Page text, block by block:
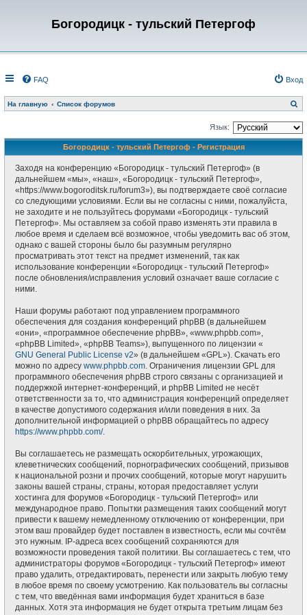
Богородицк - тульский Петергоф
FAQ Вход
На главную Список форумов
о
с
к
Язык:
Богородицк - тульский Петергоф - Регистрация
Заходя на конференцию «Богородицк - тульский Петергоф» (в
дальнейшем «мы», «наш», «Богородицк - тульский Петергоф»,
«https://www.bogoroditsk.ru/forum3»), вы подтверждаете своё согласие
со следующими условиями. Если вы не согласны с ними, пожалуйста,
не заходите и не пользуйтесь форумами «Богородицк - тульский
Петергоф». Мы оставляем за собой право изменять эти правила в
любое время и сделаем всё возможное, чтобы уведомить вас об этом,
однако с вашей стороны было бы разумным регулярно
просматривать этот текст на предмет изменений, так как
использование конференции «Богородицк - тульский Петергоф»
после обновления/исправления условий означает ваше согласие с
ними.
Наши форумы работают под управлением программного
обеспечения для создания конференций phpBB (в дальнейшем
«они», «программное обеспечение phpBB», «www.phpbb.com»,
«phpBB Limited», «phpBB Teams»), выпущенного по лицензии «
GNU General Public License v2» (в дальнейшем «GPL»). Скачать его
можно по адресу www.phpbb.com . Ограничения лицензии GPL для
программного обеспечения phpBB строго связаны с организацией и
поддержкой интернет-конференций, и phpBB Limited не несёт
ответственности за то, что администрация конференций определяет
в качестве допустимого содержания и/или поведения в них. За
дополнительной информацией о phpBB обращайтесь по адресу
https://www.phpbb.com/.
Вы соглашаетесь не размещать оскорбительных, угрожающих,
клеветнических сообщений, порнографических сообщений, призывов
к национальной розни и прочих сообщений, которые могут нарушить
законы вашей страны, страны, которая предоставляет услуги
хостинга для форумов «Богородицк - тульский Петергоф» или
международное право. Попытки размещения таких сообщений могут
привести к вашему немедленному отключению от конференции, при
этом ваш провайдер будет поставлен в известность, если мы сочтём
это нужным. IP-адреса всех сообщений сохраняются для
возможности проведения такой политики. Вы соглашаетесь с тем, что
администраторы форумов «Богородицк - тульский Петергоф» имеют
право удалить, отредактировать, перенести или закрыть любую тему
в любое время по своему усмотрению. Как пользователь вы согласны
с тем, что введённая вами информация будет храниться в базе
данных. Хотя эта информация не будет открыта третьим лицам без